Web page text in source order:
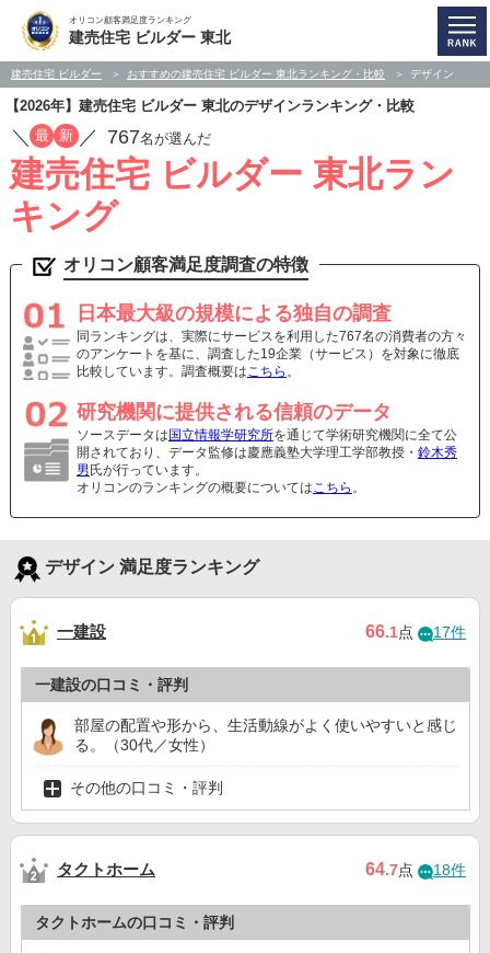
オリコン顧客満足度ランキング
建売住宅 ビルダー 東北
建売住宅 ビルダー おすすめの建売住宅 ビルダー 東北ランキング・比較 デザイン
【2026年】建売住宅 ビルダー 東北のデザインランキング・比較
／ 最 新 ／ 767名が選んだ
建売住宅 ビルダー 東北ラン
キング
オリコン顧客満足度調査の特徴
日本最大級の規模による独自の調査
同ランキングは、実際にサービスを利用した767名の消費者の方々
のアンケートを基に、調査した19企業（サービス）を対象に徹底
比較しています。調査概要はこちら 。
研究機関に提供される信頼のデータ
ソースデータは 国立情報学研究所を通じて学術研究機関に全て公
開されており、データ監修は慶應義塾大学理工学部教授・ 鈴木秀
男 氏が行っています。
オリコンのランキングの概要についてはこちら 。
デザイン 満足度ランキング
一建設 66.1点 17件
一建設の口コミ・評判
部屋の配置や形から、生活動線がよく使いやすいと感じ
る。（30代／女性）
その他の口コミ・評判
タクトホーム 64.7点 18件
タクトホームの口コミ・評判